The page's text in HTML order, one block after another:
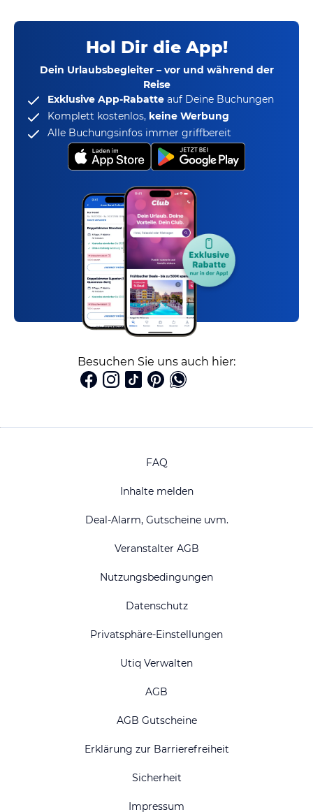
Hol Dir die App!
Dein Urlaubsbegleiter – vor und während der
Reise
Exklusive App-Rabatte auf Deine Buchungen
Komplett kostenlos, keine Werbung
Alle Buchungsinfos immer griffbereit
Besuchen Sie uns auch hier:
FAQ
Inhalte melden
Deal-Alarm, Gutscheine uvm.
Veranstalter AGB
Nutzungsbedingungen
Datenschutz
Privatsphäre-Einstellungen
Utiq Verwalten
AGB
AGB Gutscheine
Erklärung zur Barrierefreiheit
Sicherheit
Impressum